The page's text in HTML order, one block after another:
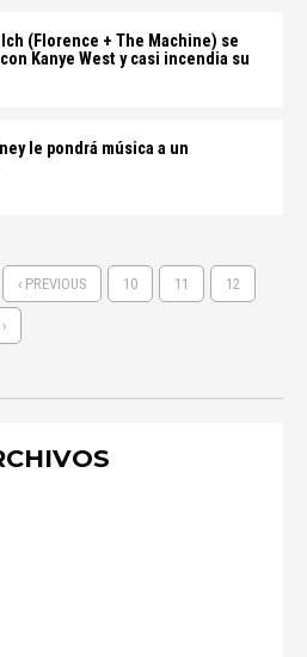
(Florence + The Machine) se
Kanye West y casi incendia su
le pondrá música a un
‹ PREVIOUS 10 11 12